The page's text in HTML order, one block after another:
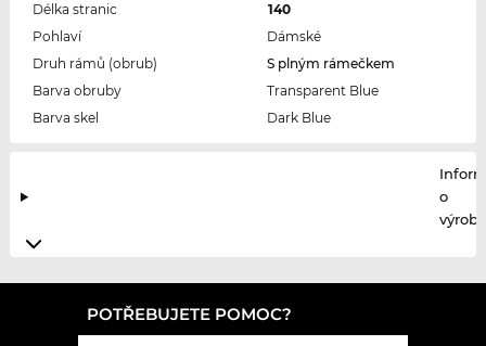
Délka stranic
140
Pohlaví
Dámské
Druh rámů (obrub)
S plným rámečkem
Barva obruby
Transparent Blue
Barva skel
Dark Blue
o
POTŘEBUJETE POMOC?